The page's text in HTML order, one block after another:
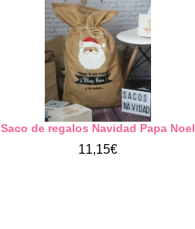
Saco de regalos Navidad Papa Noel
11,15€